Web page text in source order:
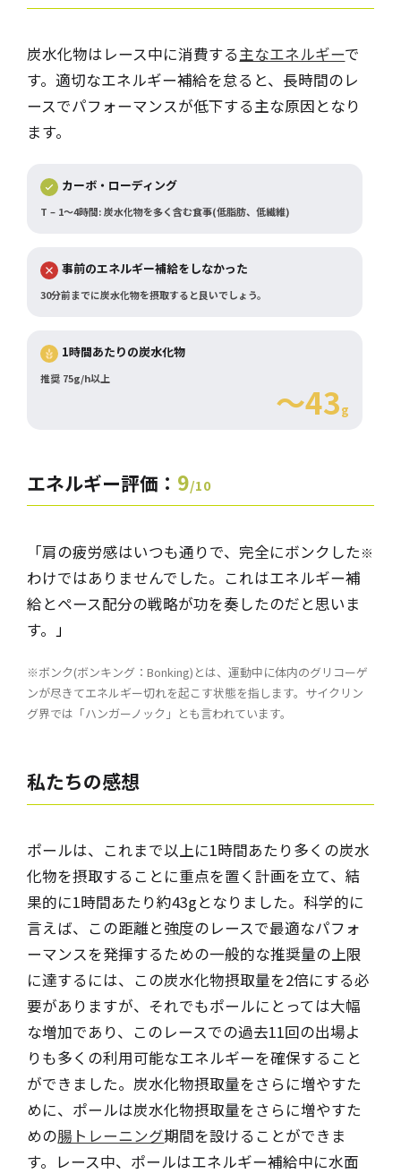
炭水化物はレース中に消費する主なエネルギーで
す。適切なエネルギー補給を怠ると、長時間のレ
ースでパフォーマンスが低下する主な原因となり
ます。
カーボ・ローディング
T – 1～4時間: 炭水化物を多く含む食事(低脂肪、低繊維)
事前のエネルギー補給をしなかった
30分前までに炭水化物を摂取すると良いでしょう。
1時間あたりの炭水化物
推奨 75g/h以上
～43g
エネルギー評価： 9/10
「肩の疲労感はいつも通りで、完全にボンクした ※
わけではありませんでした。これはエネルギー補
給とペース配分の戦略が功を奏したのだと思いま
す。
」
※ボンク(ボンキング：Bonking)とは、運動中に体内のグリコーゲ
ンが尽きてエネルギー切れを起こす状態を指します。サイクリン
グ界では「ハンガーノック」とも言われています。
私たちの感想
ポールは、これまで以上に1時間あたり多くの炭水
化物を摂取することに重点を置く計画を立て、結
果的に1時間あたり約43gとなりました。科学的に
言えば、この距離と強度のレースで最適なパフォ
ーマンスを発揮するための一般的な推奨量の上限
に達するには、この炭水化物摂取量を2倍にする必
要がありますが、それでもポールにとっては大幅
な増加であり、このレースでの過去11回の出場よ
りも多くの利用可能なエネルギーを確保すること
ができました。炭水化物摂取量をさらに増やすた
めに、ポールは炭水化物摂取量をさらに増やすた
めの腸トレーニング期間を設けることができま
す。レース中、ポールはエネルギー補給中に水面